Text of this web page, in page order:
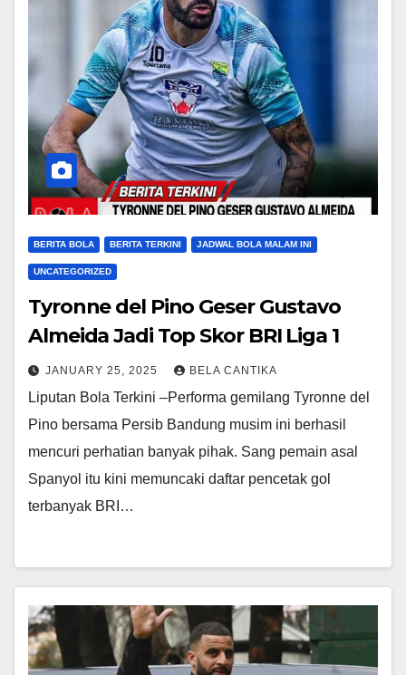
BERITA BOLA BERITA TERKINI JADWAL BOLA MALAM INI
UNCATEGORIZED
Tyronne del Pino Geser Gustavo
Almeida Jadi Top Skor BRI Liga 1
JANUARY 25, 2025 BELA CANTIKA
Liputan Bola Terkini –Performa gemilang Tyronne del
Pino bersama Persib Bandung musim ini berhasil
mencuri perhatian banyak pihak. Sang pemain asal
Spanyol itu kini memuncaki daftar pencetak gol
terbanyak BRI…